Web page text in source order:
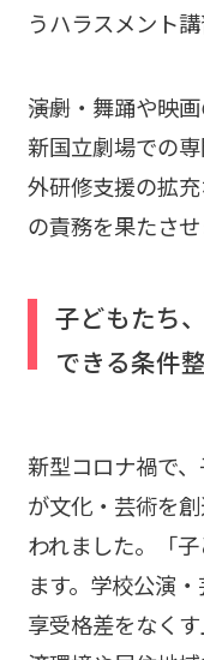
うハラスメント
――演劇・舞踊や映
新国立劇場での
外研修支援の拡
の責務を果たさせ
子どもたち
できる条件
新型コロナ禍で
が文化・芸術を
われました。「
ます。学校公演
享受格差をなく